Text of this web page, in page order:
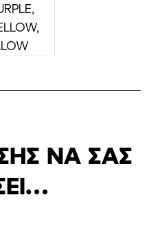
ΝΑ ΣΑΣ